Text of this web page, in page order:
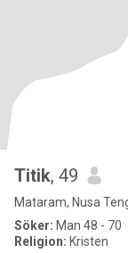
Titik, 49
Mataram, Nusa
Söker: Man 48 - 70
Religion: Kristen